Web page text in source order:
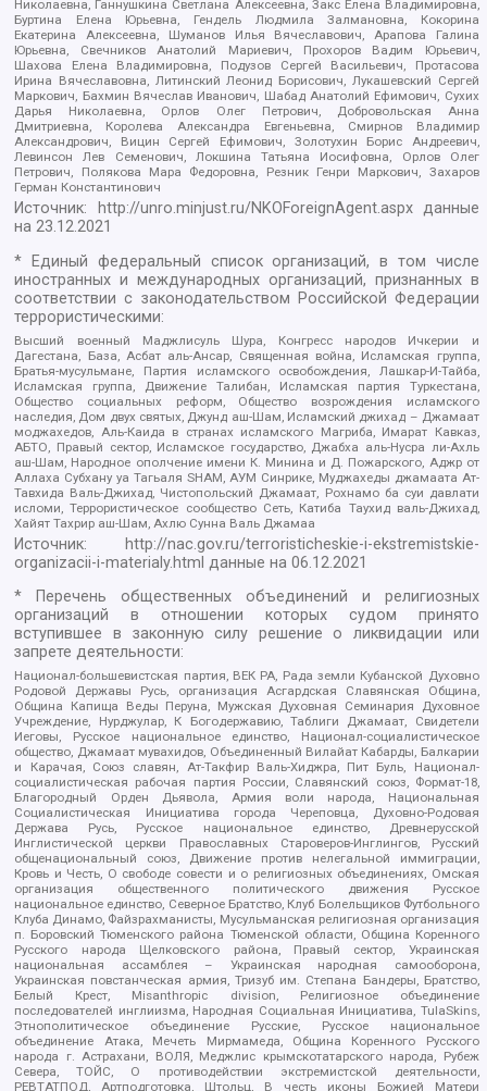
Николаевна, Ганнушкина Светлана Алексеевна, Закс Елена Владимировна,
Буртина Елена Юрьевна, Гендель Людмила Залмановна, Кокорина
Екатерина Алексеевна, Шуманов Илья Вячеславович, Арапова Галина
Юрьевна, Свечников Анатолий Мариевич, Прохоров Вадим Юрьевич,
Шахова Елена Владимировна, Подузов Сергей Васильевич, Протасова
Ирина Вячеславовна, Литинский Леонид Борисович, Лукашевский Сергей
Маркович, Бахмин Вячеслав Иванович, Шабад Анатолий Ефимович, Сухих
Дарья Николаевна, Орлов Олег Петрович, Добровольская Анна
Дмитриевна, Королева Александра Евгеньевна, Смирнов Владимир
Александрович, Вицин Сергей Ефимович, Золотухин Борис Андреевич,
Левинсон Лев Семенович, Локшина Татьяна Иосифовна, Орлов Олег
Петрович, Полякова Мара Федоровна, Резник Генри Маркович, Захаров
Герман Константинович
Источник: http://unro.minjust.ru/NKOForeignAgent.aspxданные
на23.12.2021
* Единый федеральный список организаций, в том числе
иностранных и международных организаций, признанных в
соответствии с законодательством Российской Федерации
террористическими:
Высший военный Маджлисуль Шура, Конгресс народов Ичкерии и
Дагестана, База, Асбат аль-Ансар, Священная война, Исламская группа,
Братья-мусульмане, Партия исламского освобождения, Лашкар-И-Тайба,
Исламская группа, Движение Талибан, Исламская партия Туркестана,
Общество социальных реформ, Общество возрождения исламского
наследия, Дом двух святых, Джунд аш-Шам, Исламский джихад – Джамаат
моджахедов, Аль-Каида в странах исламского Магриба, Имарат Кавказ,
АБТО, Правый сектор, Исламское государство, Джабха аль-Нусра ли-Ахль
аш-Шам, Народное ополчение имени К. Минина и Д. Пожарского, Аджр от
Аллаха Субхану уа Тагьаля SHAM, АУМ Синрике, Муджахеды джамаата Ат-
Тавхида Валь-Джихад, Чистопольский Джамаат, Рохнамо ба суи давлати
исломи, Террористическое сообщество Сеть, Катиба Таухид валь-Джихад,
Хайят Тахрир аш-Шам, Ахлю Сунна Валь Джамаа
Источник:
http://nac.gov.ru/terroristicheskie-i-ekstremistskie-
organizacii-i-materialy.html данные на06.12.2021
* Перечень общественных объединений и религиозных
организаций в отношении которых судом принято
вступившее в законную силу решение о ликвидации или
запрете деятельности:
Национал-большевистская партия, ВЕК РА, Рада земли Кубанской Духовно
Родовой Державы Русь, организация Асгардская Славянская Община,
Община Капища Веды Перуна, Мужская Духовная Семинария Духовное
Учреждение, Нурджулар, К Богодержавию, Таблиги Джамаат, Свидетели
Иеговы, Русское национальное единство, Национал-социалистическое
общество, Джамаат мувахидов, Объединенный Вилайат Кабарды, Балкарии
и Карачая, Союз славян, Ат-Такфир Валь-Хиджра, Пит Буль, Национал-
социалистическая рабочая партия России, Славянский союз, Формат-18,
Благородный Орден Дьявола, Армия воли народа, Национальная
Социалистическая Инициатива города Череповца, Духовно-Родовая
Держава Русь, Русское национальное единство, Древнерусской
Инглистической церкви Православных Староверов-Инглингов, Русский
общенациональный союз, Движение против нелегальной иммиграции,
Кровь и Честь, О свободе совести и о религиозных объединениях, Омская
организация общественного политического движения Русское
национальное единство, Северное Братство, Клуб Болельщиков Футбольного
Клуба Динамо, Файзрахманисты, Мусульманская религиозная организация
п. Боровский Тюменского района Тюменской области, Община Коренного
Русского народа Щелковского района, Правый сектор, Украинская
национальная ассамблея – Украинская народная самооборона,
Украинская повстанческая армия, Тризуб им. Степана Бандеры, Братство,
Белый Крест, Misanthropic division, Религиозное объединение
последователей инглиизма, Народная Социальная Инициатива, TulaSkins,
Этнополитическое объединение Русские, Русское национальное
объединение Атака, Мечеть Мирмамеда, Община Коренного Русского
народа г. Астрахани, ВОЛЯ, Меджлис крымскотатарского народа, Рубеж
Севера, ТОЙС, О противодействии экстремистской деятельности,
РЕВТАТПОД, Артподготовка, Штольц, В честь иконы Божией Матери